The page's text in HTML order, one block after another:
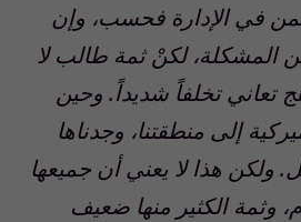
في الإدارة فحسب، وإن
المشكلة، لكنْ ثمة طالب لا
تعاني تخلفاً شديداً. وحين
إلى منطقتنا، وجدناها
ولكن هذا لا يعني أن جميعها
وثمة الكثير منها ضعيف